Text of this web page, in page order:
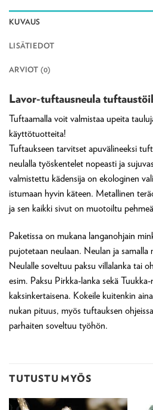
KUVAUS
LISÄTIEDOT
ARVIOT (0)
Lavor-tuftausneula
Tuftaamalla voit valmistaa upeita
käyttötuotteita!
Tuftaukseen tarvitset apuvälineeksi
neulalla työskentelet nopeasti ja
valmistettu kädensija on ekologinen
istumaan hyvin käteen. Metallinen
ja sen kaikki sivut on muotoiltu
Paketissa on mukana langanohjain
pujotetaan neulaan. Neulan ja
Neulalle soveltuu paksu villalanka tai
esim. Paksu Pirkka-lanka sekä
kaksinkertaisena. Kokeile kuitenkin
nukan pituus, myös tuftauksen
parhaiten soveltuu työhön.
TUTUSTU MYÖS